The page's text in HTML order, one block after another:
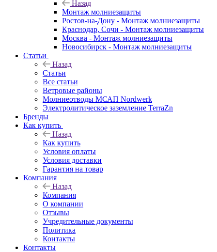
Назад
Монтаж молниезащиты
Ростов-на-Дону - Монтаж молниезащиты
Краснодар, Сочи - Монтаж молниезащиты
Москва - Монтаж молниезащиты
Новосибирск - Монтаж молниезащиты
Статьи
Назад
Статьи
Все статьи
Ветровые районы
Молниеотводы МСАП Nordwerk
Электролитическое заземление TerraZn
Бренды
Как купить
Назад
Как купить
Условия оплаты
Условия доставки
Гарантия на товар
Компания
Назад
Компания
О компании
Отзывы
Учредительные документы
Политика
Контакты
Контакты